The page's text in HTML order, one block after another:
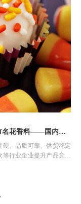
广州香精厂家哪家好？广州市名花香料——国内香精源头直供厂家
、品质可靠、供货稳定
等行业企业提升产品竞争
精厂家，很多采购商陷